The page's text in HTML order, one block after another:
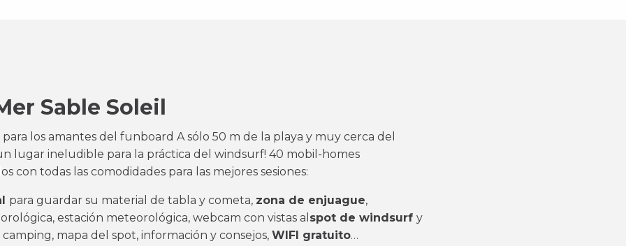
Sable Soleil
los amantes del funboard A sólo 50 m de la playa y muy cerca del
lugar ineludible para la práctica del windsurf! 40 mobil-homes
con todas las comodidades para las mejores sesiones:
para guardar su material de tabla y cometa, zona de enjuague,
estación meteorológica, webcam con vistas al spot de windsurf y
mapa del spot, información y consejos, WIFI gratuito…